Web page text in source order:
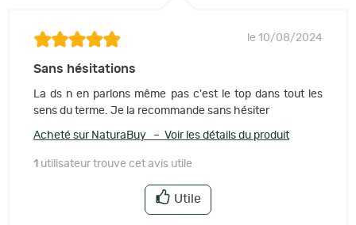
le 10/08/2024
Sans hésitations
La ds n en parlons même pas c'est le top dans tout les
sens du terme. Je la recommande sans hésiter
Acheté sur NaturaBuy – Voir les détails du produit
1 utilisateur trouve cet avis utile
Utile